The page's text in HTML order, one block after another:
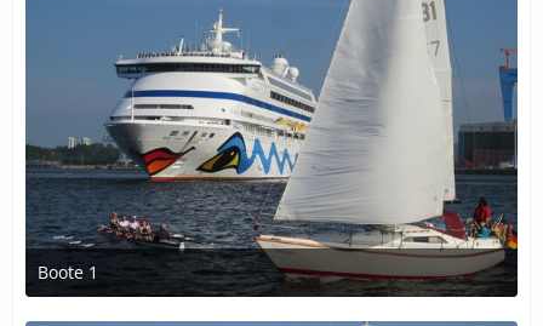
Boote 1
18. Dezember 2016 um 00:13